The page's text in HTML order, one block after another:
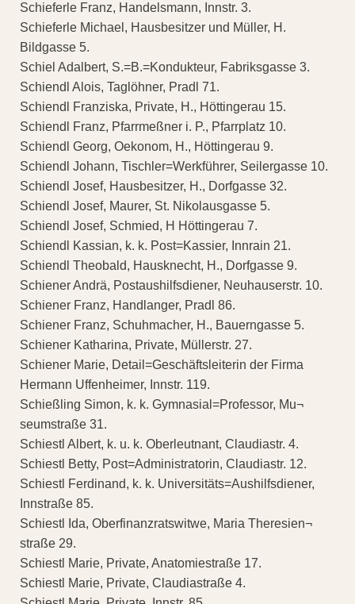
Schieferle Franz, Handelsmann, Innstr. 3.
Schieferle Michael, Hausbesitzer und Müller, H.
Bildgasse 5.
Schiel Adalbert, S.=B.=Kondukteur, Fabriksgasse 3.
Schiendl Alois, Taglöhner, Pradl 71.
Schiendl Franziska, Private, H., Höttingerau 15.
Schiendl Franz, Pfarrmeßner i. P., Pfarrplatz 10.
Schiendl Georg, Oekonom, H., Höttingerau 9.
Schiendl Johann, Tischler=Werkführer, Seilergasse 10.
Schiendl Josef, Hausbesitzer, H., Dorfgasse 32.
Schiendl Josef, Maurer, St. Nikolausgasse 5.
Schiendl Josef, Schmied, H Höttingerau 7.
Schiendl Kassian, k. k. Post=Kassier, Innrain 21.
Schiendl Theobald, Hausknecht, H., Dorfgasse 9.
Schiener Andrä, Postaushilfsdiener, Neuhauserstr. 10.
Schiener Franz, Handlanger, Pradl 86.
Schiener Franz, Schuhmacher, H., Bauerngasse 5.
Schiener Katharina, Private, Müllerstr. 27.
Schiener Marie, Detail=Geschäftsleiterin der Firma
Hermann Uffenheimer, Innstr. 119.
Schießling Simon, k. k. Gymnasial=Professor, Mu¬
seumstraße 31.
Schiestl Albert, k. u. k. Oberleutnant, Claudiastr. 4.
Schiestl Betty, Post=Administratorin, Claudiastr. 12.
Schiestl Ferdinand, k. k. Universitäts=Aushilfsdiener,
Innstraße 85.
Schiestl Ida, Oberfinanzratswitwe, Maria Theresien¬
straße 29.
Schiestl Marie, Private, Anatomiestraße 17.
Schiestl Marie, Private, Claudiastraße 4.